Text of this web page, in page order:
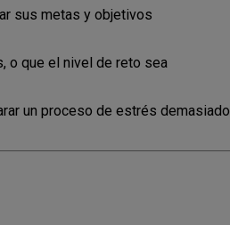
sus metas y objetivos
o que el nivel de reto sea
un proceso de estrés demasiado